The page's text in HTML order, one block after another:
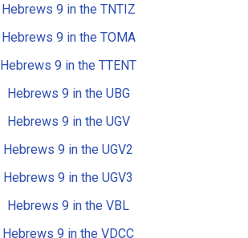
Hebrews 9 in the TNTIZ
Hebrews 9 in the TOMA
Hebrews 9 in the TTENT
Hebrews 9 in the UBG
Hebrews 9 in the UGV
Hebrews 9 in the UGV2
Hebrews 9 in the UGV3
Hebrews 9 in the VBL
Hebrews 9 in the VDCC